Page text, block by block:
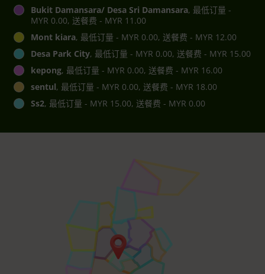
Bukit Damansara/ Desa Sri Damansara, 最低订量 -
MYR 0.00, 送餐费 - MYR 11.00
Mont kiara, 最低订量 - MYR 0.00, 送餐费 - MYR 12.00
Desa Park City, 最低订量 - MYR 0.00, 送餐费 - MYR 15.00
kepong, 最低订量 - MYR 0.00, 送餐费 - MYR 16.00
sentul, 最低订量 - MYR 0.00, 送餐费 - MYR 18.00
Ss2, 最低订量 - MYR 15.00, 送餐费 - MYR 0.00